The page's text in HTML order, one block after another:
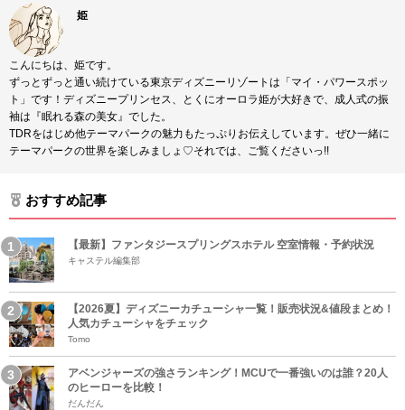
姫
こんにちは、姫です。
ずっとずっと通い続けている東京ディズニーリゾートは「マイ・パワースポッ
ト」です！ディズニープリンセス、とくにオーロラ姫が大好きで、成人式の振
袖は『眠れる森の美女』でした。
TDRをはじめ他テーマパークの魅力もたっぷりお伝えしています。ぜひ一緒に
テーマパークの世界を楽しみましょ♡それでは、ご覧くださいっ!!
おすすめ記事
【最新】ファンタジースプリングスホテル 空室情報・予約状況
キャステル編集部
【2026夏】ディズニーカチューシャ一覧！販売状況&値段まとめ！
人気カチューシャをチェック
Tomo
アベンジャーズの強さランキング！MCUで一番強いのは誰？20人
のヒーローを比較！
だんだん